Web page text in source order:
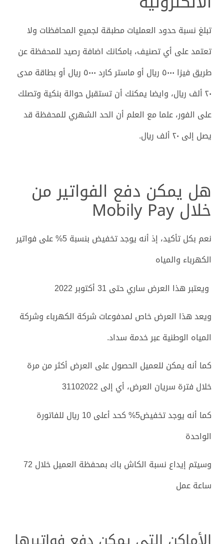
تبلغ نسبة حدود العمليات مطبقة لجميع المحافظات ولا
تعتمد على أي تصنيف، بامكانك اضافة رصيد للمحفظة عن
طريق فيزا ٥٠٠٠ ريال أو ماستر كارد ٥٠٠٠ ريال أو بطاقة مدى
٢٠ ألف ريال، وايضا يمكنك أن تستقبل حوالة بنكية وتصلك
على الفور، علما مع العلم أن الحد الشهري للمحفظة قد
يصل إلى ٢٠ ألف ريال.
هل يمكن دفع الفواتير من
خلال Mobily Pay
نعم بكل تأكيد، إذ أنه يوجد تخفيض بنسبة 5% على فواتير
الكهرباء والمياه
ويعتبر هذا العرض ساري حتى 31 أكتوبر 2022
ويعد هذا العرض خاص لمدفوعات شركة الكهرباء وشركة
المياه الوطنية عبر خدمة سداد.
كما أنه يمكن للعميل الحصول على العرض أكثر من مرة
خلال فترة سريان العرض، أي إلى 31102022
كما أنه يوجد تخفيض5% كحد أعلى 10 ريال للفاتورة
الواحدة
وسيتم إيداع نسبة الكاش باك بمحفظة العميل خلال 72
ساعة عمل